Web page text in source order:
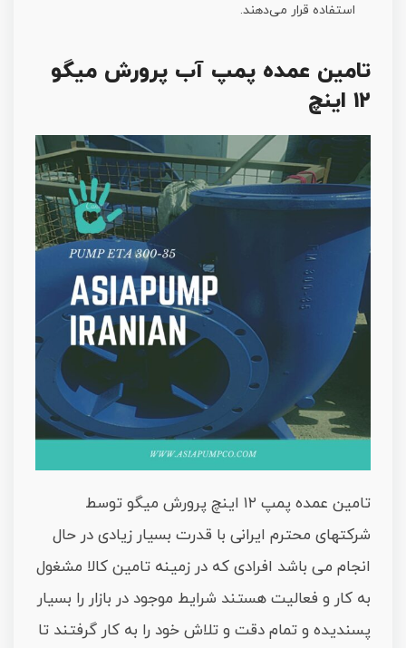
استفاده قرار می‌دهند.
تامین عمده پمپ آب پرورش میگو
۱۲ اینچ
تامین عمده پمپ ۱۲ اینچ پرورش میگو توسط
شرکتهای محترم ایرانی با قدرت بسیار زیادی در حال
انجام می باشد افرادی که در زمینه تامین کالا مشغول
به کار و فعالیت هستند شرایط موجود در بازار را بسیار
پسندیده و تمام دقت و تلاش خود را به کار گرفتند تا